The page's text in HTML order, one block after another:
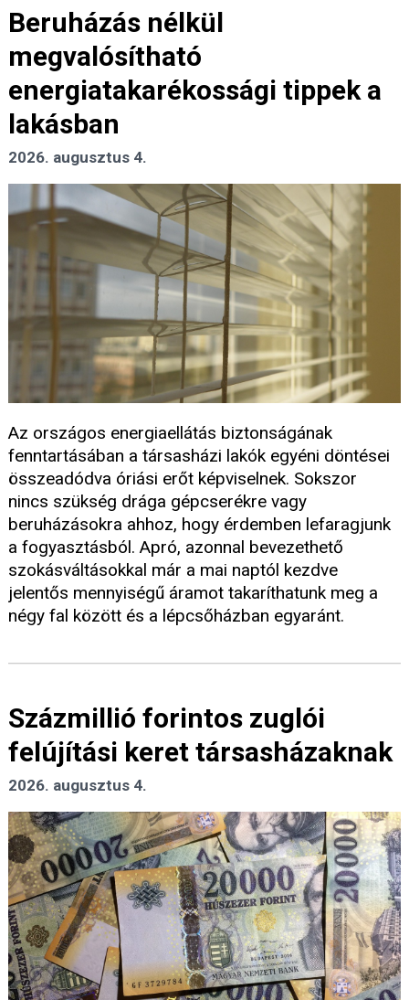
Beruházás nélkül
megvalósítható
energiatakarékossági tippek a
lakásban
2026. augusztus 4.
Az országos energiaellátás biztonságának
fenntartásában a társasházi lakók egyéni döntései
összeadódva óriási erőt képviselnek. Sokszor
nincs szükség drága gépcserékre vagy
beruházásokra ahhoz, hogy érdemben lefaragjunk
a fogyasztásból. Apró, azonnal bevezethető
szokásváltásokkal már a mai naptól kezdve
jelentős mennyiségű áramot takaríthatunk meg a
négy fal között és a lépcsőházban egyaránt.
Százmillió forintos zuglói
felújítási keret társasházaknak
2026. augusztus 4.